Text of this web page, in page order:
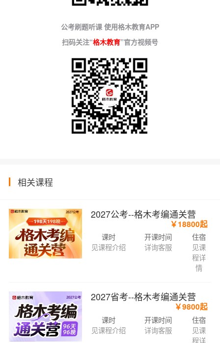
公考刷题听课 使用格木教育APP
扫码关注“格木教育”官方视频号
相关课程
2027公考--格木考编通关营
￥18800起
课时
见课程介绍
开课时间
详询客服
住宿
见课
程详
情
2027省考--格木考编通关营
￥9800起
课时
见课程介绍
开课时间
详询客服
住宿
见课
程详